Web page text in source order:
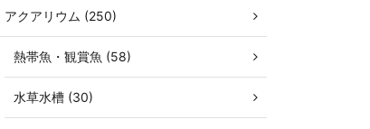
アクアリウム (250)
熱帯魚・観賞魚 (58)
水草水槽 (30)